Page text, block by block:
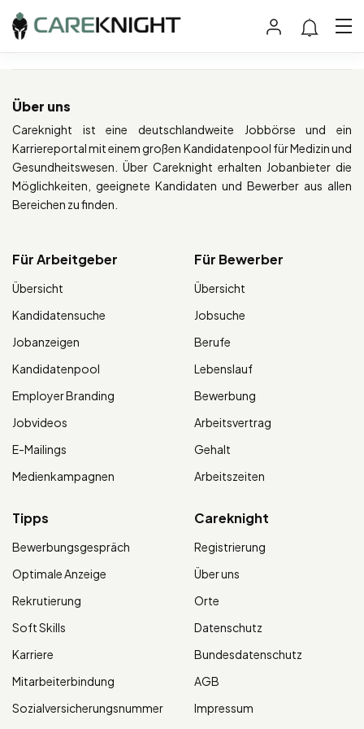
Über uns
Careknight ist eine deutschlandweite Jobbörse und ein
Karriereportal mit einem großen Kandidatenpool für Medizin und
Gesundheitswesen. Über Careknight erhalten Jobanbieter die
Möglichkeiten, geeignete Kandidaten und Bewerber aus allen
Bereichen zu finden.
Für Arbeitgeber
Übersicht
Kandidatensuche
Jobanzeigen
Kandidatenpool
Employer Branding
Jobvideos
E-Mailings
Medienkampagnen
Für Bewerber
Übersicht
Jobsuche
Berufe
Lebenslauf
Bewerbung
Arbeitsvertrag
Gehalt
Arbeitszeiten
Tipps
Bewerbungsgespräch
Optimale Anzeige
Rekrutierung
Soft Skills
Karriere
Mitarbeiterbindung
Sozialversicherungsnummer
Careknight
Registrierung
Über uns
Orte
Datenschutz
Bundesdatenschutz
AGB
Impressum